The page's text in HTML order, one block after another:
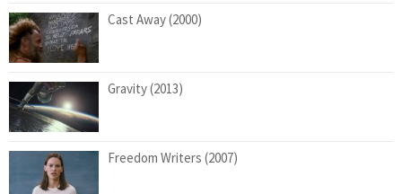
Cast Away (2000)
Gravity (2013)
Freedom Writers (2007)